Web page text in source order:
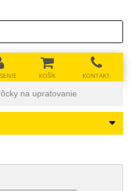
KOŠÍK KONTAKT
na upratovanie